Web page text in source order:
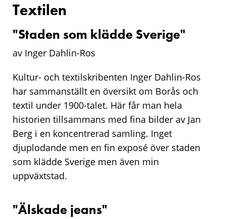
Textilen
"Staden som klädde Sverige"
av Inger Dahlin-Ros
Kultur- och textilskribenten Inger Dahlin-Ros
har sammanställt en översikt om Borås och
textil under 1900-talet. Här får man hela
historien tillsammans med fina bilder av Jan
Berg i en koncentrerad samling. Inget
djuplodande men en fin exposé över staden
som klädde Sverige men även min
uppväxtstad.
"Älskade jeans"